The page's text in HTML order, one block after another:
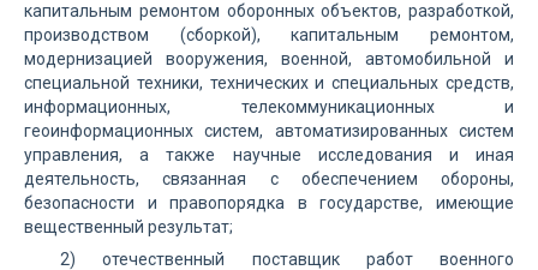
капитальным ремонтом оборонных объектов, разработкой,
производством (сборкой), капитальным ремонтом,
модернизацией вооружения, военной, автомобильной и
специальной техники, технических и специальных средств,
информационных, телекоммуникационных и
геоинформационных систем, автоматизированных систем
управления, а также научные исследования и иная
деятельность, связанная с обеспечением обороны,
безопасности и правопорядка в государстве, имеющие
вещественный результат;
2) отечественный поставщик работ военного